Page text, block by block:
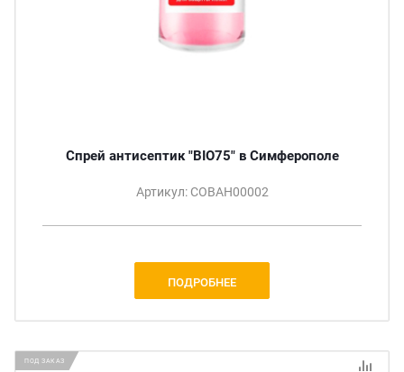
Спрей антисептик "BIO75" в Симферополе
Артикул: СОВАН00002
ПОДРОБНЕЕ
ПОД ЗАКАЗ